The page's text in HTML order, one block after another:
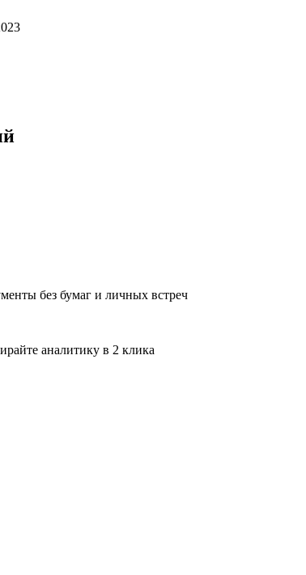
без бумаг и личных встреч
аналитику в 2 клика